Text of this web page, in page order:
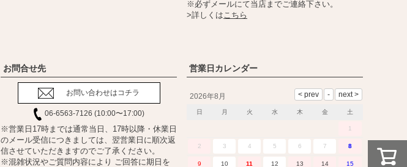
※必ずメールにて当店までご連絡下さい。
>詳しくはこちら
お問合せ先
お問い合わせはコチラ
06-6563-7126 (10:00〜17:00)
※営業日17時までは通常当日、17時以降・休業日
のメール受信につきましては、翌営業日に順次返
信させていただきますのでご了承ください。
※混雑状況やご質問内容により ご回答に期日を
営業日カレンダー
2026年8月
日 月 火 水 木 金 土
1
2 3 4 5 6 7 8
9 10 11 12 13 14 15